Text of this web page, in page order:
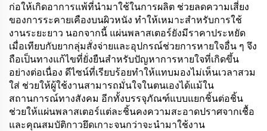
ก่อให้เกิดอาการแพ้ที่นำมาใช้ในการผลิต ช่วยลดความเสี่ยง
ของการระคายเคืองบนผิวหนัง ทำให้เหมาะสำหรับการใช้
งานระยะยาว นอกจากนี้ แผ่นพลาสเตอร์ยังมีราคาประหยัด
เมื่อเทียบกับยากลุ่มสั่งจ่ายและอุปกรณ์ช่วยการหายใจอื่น ๆ จึง
ถือเป็นทางแก้ไขที่ยั่งยืนสำหรับปัญหาการหายใจที่เกิดขึ้น
อย่างต่อเนื่อง ดีไซน์ที่เรียบร้อยทำให้แทบมองไม่เห็นเวลาสวม
ใส่ ช่วยให้ผู้ใช้งานสามารถมั่นใจในตนเองได้แม้ใน
สถานการณ์ทางสังคม อีกทั้งบรรจุภัณฑ์แบบแยกชิ้นต่อชิ้น
ช่วยให้แผ่นพลาสเตอร์แต่ละชิ้นคงความสะอาดปราศจากเชื้อ
และคุณสมบัติกาวยึดเกาะจนกว่าจะนำมาใช้งาน